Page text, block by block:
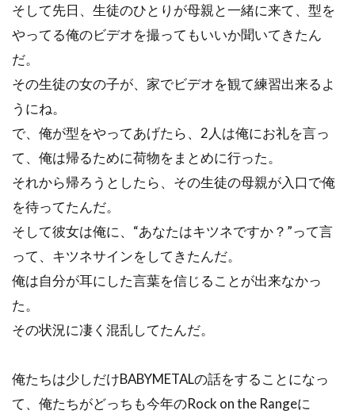
そして先日、生徒のひとりが母親と一緒に来て、型を
やってる俺のビデオを撮ってもいいか聞いてきたん
だ。
その生徒の女の子が、家でビデオを観て練習出来るよ
うにね。
で、俺が型をやってあげたら、2人は俺にお礼を言っ
て、俺は帰るために荷物をまとめに行った。
それから帰ろうとしたら、その生徒の母親が入口で俺
を待ってたんだ。
そして彼女は俺に、“あなたはキツネですか？”って言
って、キツネサインをしてきたんだ。
俺は自分が耳にした言葉を信じることが出来なかっ
た。
その状況に凄く混乱してたんだ。
俺たちは少しだけBABYMETALの話をすることになっ
て、俺たちがどっちも今年のRock on the Rangeに